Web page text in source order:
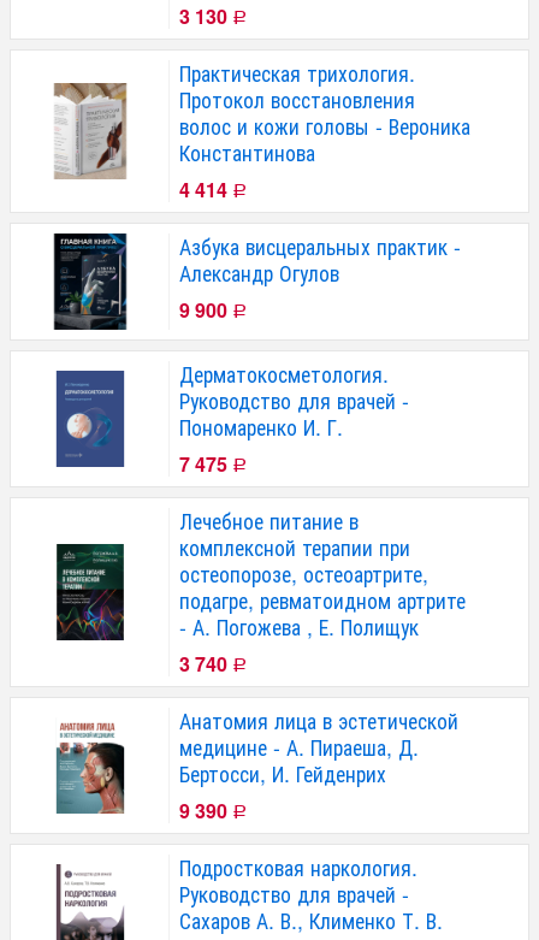
3 130 Р
Практическая трихология.
Протокол восстановления
волос и кожи головы - Вероника
Константинова
4 414 Р
Азбука висцеральных практик -
Александр Огулов
9 900 Р
Дерматокосметология.
Руководство для врачей -
Пономаренко И. Г.
7 475 Р
Лечебное питание в
комплексной терапии при
остеопорозе, остеоартрите,
подагре, ревматоидном артрите
- А. Погожева , Е. Полищук
3 740 Р
Анатомия лица в эстетической
медицине - А. Пираеша, Д.
Бертосси, И. Гейденрих
9 390 Р
Подростковая наркология.
Руководство для врачей -
Сахаров А. В., Клименко Т. В.